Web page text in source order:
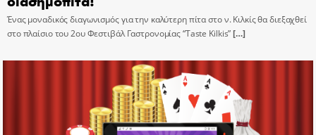
Ένας μοναδικός διαγωνισμός για την καλύτερη πίτα στο ν. Κιλκίς θα διεξαχθεί
στο πλαίσιο του 2ου Φεστιβάλ Γαστρονομίας “Taste Kilkis”[…]